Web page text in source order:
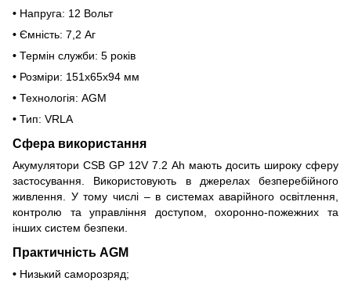
• Напруга: 12 Вольт
• Ємність: 7,2 Аг
• Термін служби: 5 років
• Розміри: 151x65x94 мм
• Технологія: AGM
• Тип: VRLA
Сфера використання
Акумулятори CSB GP 12V 7.2 Ah мають досить широку сферу
застосування. Використовують в джерелах безперебійного
живлення. У тому числі – в системах аварійного освітлення,
контролю та управління доступом, охоронно-пожежних та
інших систем безпеки.
Практичність AGM
• Низький саморозряд;